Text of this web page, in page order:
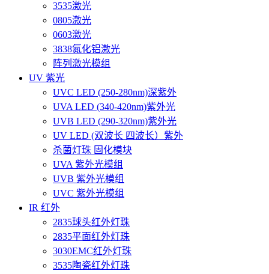
3535激光
0805激光
0603激光
3838氮化铝激光
阵列激光模组
UV 紫光
UVC LED (250-280nm)深紫外
UVA LED (340-420nm)紫外光
UVB LED (290-320nm)紫外光
UV LED (双波长 四波长）紫外
杀菌灯珠 固化模块
UVA 紫外光模组
UVB 紫外光模组
UVC 紫外光模组
IR 红外
2835球头红外灯珠
2835平面红外灯珠
3030EMC红外灯珠
3535陶瓷红外灯珠